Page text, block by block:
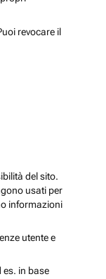
revocare il
del sito.
usati per
informazioni
utente e
es. in base